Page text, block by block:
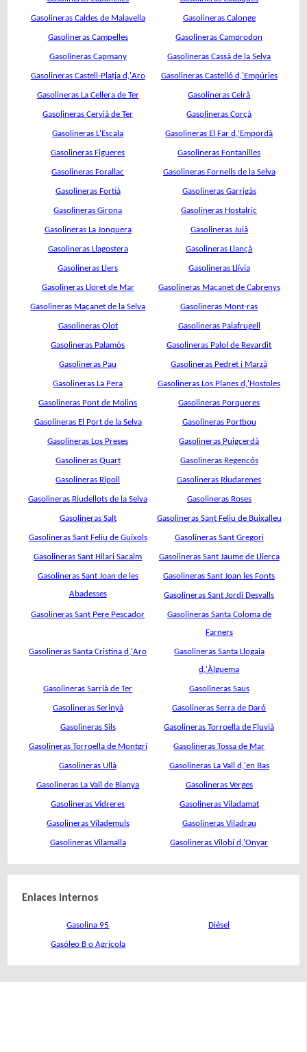
Gasolineras Caldes de Malavella Gasolineras Calonge
Gasolineras Campelles Gasolineras Camprodon
Gasolineras Capmany Gasolineras Cassà de la Selva
Gasolineras Castell-Platja d,'Aro Gasolineras Castelló d,'Empúries
Gasolineras La Cellera de Ter Gasolineras Celrà
Gasolineras Cervià de Ter Gasolineras Corçà
Gasolineras L'Escala Gasolineras El Far d,'Empordà
Gasolineras Figueres Gasolineras Fontanilles
Gasolineras Forallac Gasolineras Fornells de la Selva
Gasolineras Fortià Gasolineras Garrigàs
Gasolineras Girona Gasolineras Hostalric
Gasolineras La Jonquera Gasolineras Juià
Gasolineras Llagostera Gasolineras Llançà
Gasolineras Llers Gasolineras Llívia
Gasolineras Lloret de Mar Gasolineras Maçanet de Cabrenys
Gasolineras Maçanet de la Selva Gasolineras Mont-ras
Gasolineras Olot Gasolineras Palafrugell
Gasolineras Palamós Gasolineras Palol de Revardit
Gasolineras Pau Gasolineras Pedret i Marzà
Gasolineras La Pera Gasolineras Los Planes d,'Hostoles
Gasolineras Pont de Molins Gasolineras Porqueres
Gasolineras El Port de la Selva Gasolineras Portbou
Gasolineras Los Preses Gasolineras Puigcerdà
Gasolineras Quart Gasolineras Regencós
Gasolineras Ripoll Gasolineras Riudarenes
Gasolineras Riudellots de la Selva Gasolineras Roses
Gasolineras Salt Gasolineras Sant Feliu de Buixalleu
Gasolineras Sant Feliu de Guíxols Gasolineras Sant Gregori
Gasolineras Sant Hilari Sacalm Gasolineras Sant Jaume de Llierca
Gasolineras Sant Joan de les
Abadesses
Gasolineras Sant Joan les Fonts
Gasolineras Sant Jordi Desvalls
Gasolineras Sant Pere Pescador
Gasolineras Santa Coloma de
Farners
Gasolineras Santa Cristina d,'Aro
Gasolineras Santa Llogaia
d,'Àlguema
Gasolineras Sarrià de Ter Gasolineras Saus
Gasolineras Serinyà Gasolineras Serra de Daró
Gasolineras Sils Gasolineras Torroella de Fluvià
Gasolineras Torroella de Montgrí Gasolineras Tossa de Mar
Gasolineras Ullà Gasolineras La Vall d,'en Bas
Gasolineras La Vall de Bianya Gasolineras Verges
Gasolineras Vidreres Gasolineras Viladamat
Gasolineras Vilademuls Gasolineras Viladrau
Gasolineras Vilamalla Gasolineras Vilobí d,'Onyar
Enlaces internos
Gasolina 95 Diésel
Gasóleo B o Agrícola